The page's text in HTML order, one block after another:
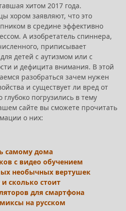
хитом 2017 года.
хором заявляют, что это
в средине эффективно
А изобретатель спиннера,
приписывает
детей с аутизмом или с
и дефицита внимания. В этой
разобраться зачем нужен
и существует ли вред от
погрузились в тему
сайте вы сможете прочитать
о них:
самому дома
с видео обучением
необычных вертушек
сколько стоит
для смартфона
на русском